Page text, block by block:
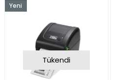
Tükendi
Yeni